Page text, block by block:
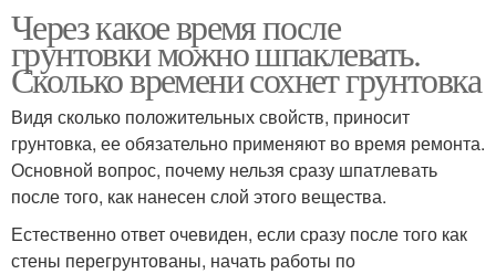
Через какое время после
грунтовки можно шпаклевать.
Сколько времени сохнет грунтовка
Видя сколько положительных свойств, приносит
грунтовка, ее обязательно применяют во время ремонта.
Основной вопрос, почему нельзя сразу шпатлевать
после того, как нанесен слой этого вещества.
Естественно ответ очевиден, если сразу после того как
стены перегрунтованы, начать работы по